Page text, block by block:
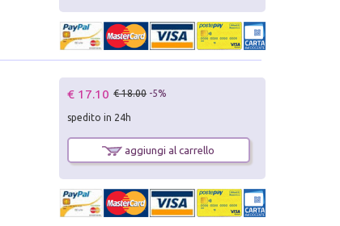
€ 17.10 € 18.00 -5%
spedito in 24h
aggiungi al carrello